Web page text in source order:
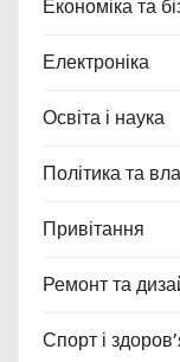
Економіка та
Електроніка
Освіта і наука
Політика та
Привітання
Ремонт та
Спорт і